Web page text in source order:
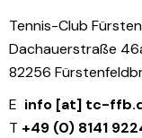
Tennis-Club
Dachauerstraße
82256
E info [at] tc-
T +49 (0) 8141